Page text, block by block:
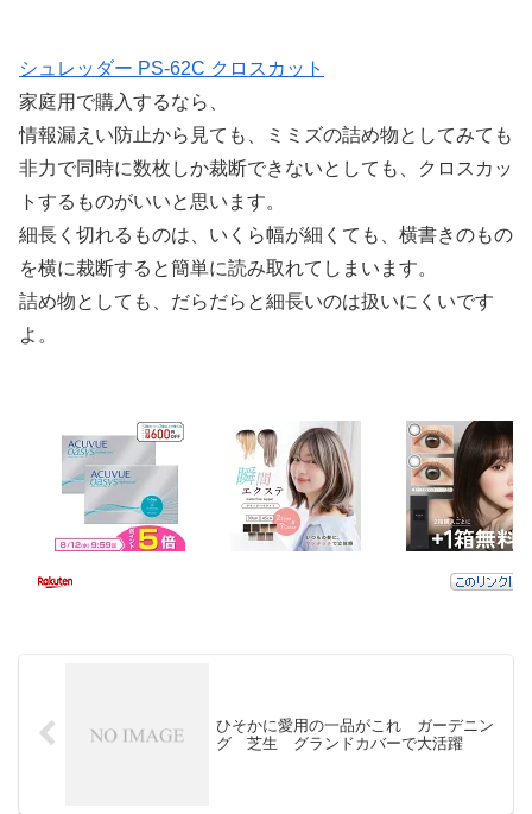
シュレッダー PS‐62C クロスカット
家庭用で購入するなら、
情報漏えい防止から見ても、ミミズの詰め物としてみても
非力で同時に数枚しか裁断できないとしても、クロスカッ
トするものがいいと思います。
細長く切れるものは、いくら幅が細くても、横書きのもの
を横に裁断すると簡単に読み取れてしまいます。
詰め物としても、だらだらと細長いのは扱いにくいです
よ。
ひそかに愛用の一品がこれ ガーデニン
グ 芝生 グランドカバーで大活躍